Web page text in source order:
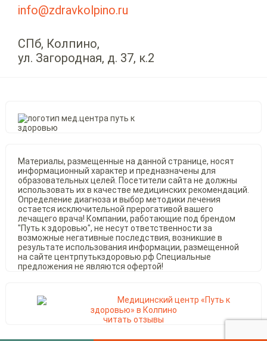
info@zdravkolpino.ru
СПб, Колпино,
ул. Загородная, д. 37, к.2
Материалы, размещенные на данной странице, носят
информационный характер и предназначены для
образовательных целей. Посетители сайта не должны
использовать их в качестве медицинских рекомендаций.
Определение диагноза и выбор методики лечения
остается исключительной прерогативой вашего
лечащего врача! Компании, работающие под брендом
"Путь к здоровью", не несут ответственности за
возможные негативные последствия, возникшие в
результате использования информации, размещенной
на сайте центрпутькздоровью.рф Специальные
предложения не являются офертой!
Медицинский центр «Путь к
здоровью» в Колпино
читать отзывы